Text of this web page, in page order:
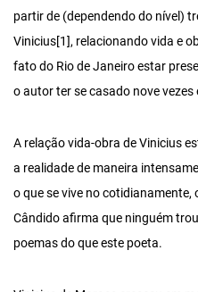
partir de (dependendo do nível)
Vinicius[1], relacionando vida e
fato do Rio de Janeiro estar
o autor ter se casado nove
A relação vida-obra de Vinicius
a realidade de maneira
o que se vive no
Cândido afirma que ninguém
poemas do que este poeta.